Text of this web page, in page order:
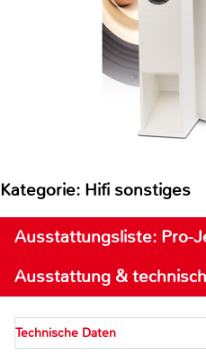
Kategorie: Hifi sonstiges
Ausstattungsliste: Pro-
Ausstattung &
Technische Daten